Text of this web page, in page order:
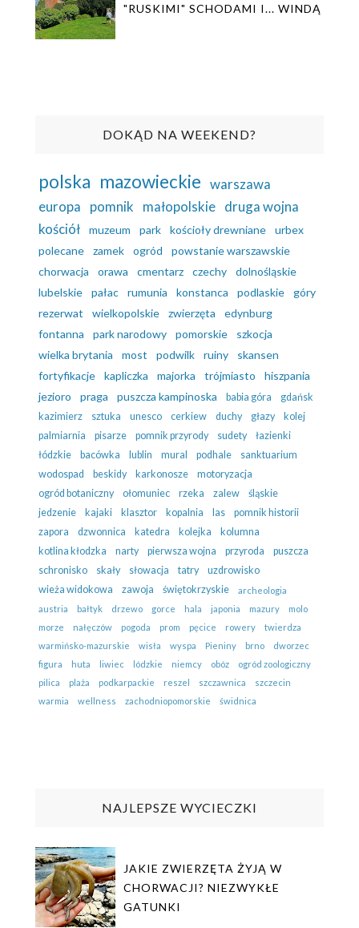
"RUSKIMI" SCHODAMI I... WINDĄ
DOKĄD NA WEEKEND?
polska mazowieckie warszawa
europa
pomnik małopolskie druga wojna
kościół
muzeum park kościoły drewniane
urbex
polecane
zamek ogród
powstanie warszawskie
chorwacja
orawa cmentarz czechy
dolnośląskie
lubelskie
pałac rumunia konstanca podlaskie
góry
rezerwat
wielkopolskie zwierzęta
edynburg
fontanna
park narodowy pomorskie
szkocja
wielka brytania
most podwilk ruiny
skansen
fortyfikacje
kapliczka majorka trójmiasto
hiszpania
jezioro
praga puszcza kampinoska babia góra
gdańsk
kazimierz
sztuka unesco cerkiew duchy głazy
kolej
palmiarnia
pisarze pomnik przyrody sudety
łazienki
łódzkie
bacówka lublin mural podhale
sanktuarium
wodospad
beskidy karkonosze
motoryzacja
ogród botaniczny
ołomuniec rzeka zalew
śląskie
jedzenie
kajaki klasztor kopalnia las
pomnik historii
zapora
dzwonnica katedra kolejka
kolumna
kotlina kłodzka
narty pierwsza wojna przyroda
puszcza
schronisko
skały słowacja tatry
uzdrowisko
wieża widokowa
zawoja świętokrzyskie
archeologia
austria
bałtyk drzewo gorce hala japonia mazury
molo
morze
nałęczów pogoda prom pęcice rowery
twierdza
warmińsko-mazurskie
wisła wyspa Pieniny brno
dworzec
figura
huta liwiec lódzkie niemcy obóz
ogród zoologiczny
pilica
plaża podkarpackie reszel szczawnica
szczecin
warmia
wellness zachodniopomorskie świdnica
NAJLEPSZE WYCIECZKI
JAKIE ZWIERZĘTA ŻYJĄ W
CHORWACJI? NIEZWYKŁE
GATUNKI